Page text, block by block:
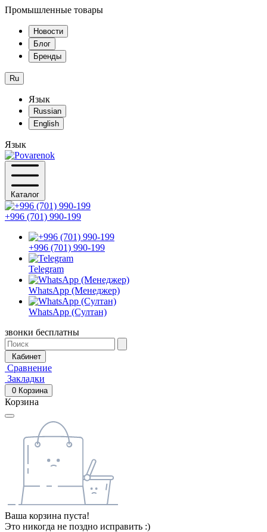
Промышленные товары
Новости
Блог
Бренды
Ru
Язык
Russian
English
Язык
Каталог
+996 (701) 990-199
+996 (701) 990-199
Telegram
WhatsApp (Менеджер)
WhatsApp (Султан)
звонки бесплатны
Кабинет
Сравнение
Закладки
0 Корзина
Корзина
Ваша корзина пуста!
Это никогда не поздно исправить :)